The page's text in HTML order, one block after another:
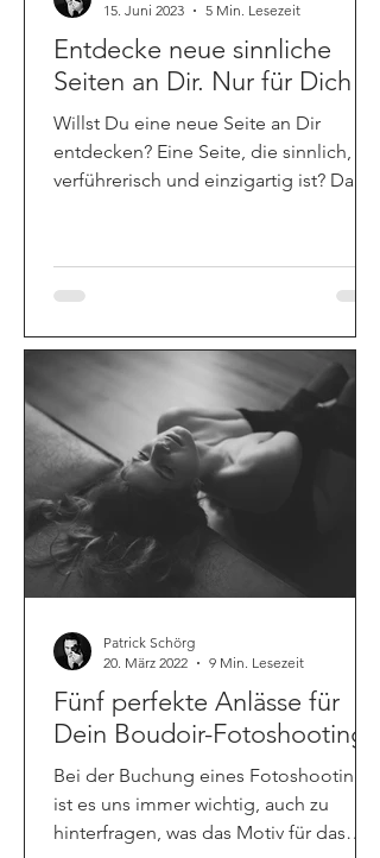
Entdecke neue sinnliche
Seiten an Dir. Nur für Dich!
Willst Du eine neue Seite an Dir
entdecken? Eine Seite, die sinnlich,
verführerisch und einzigartig ist? Dann
15. Juni 2023
5 Min. Lesezeit
Fünf perfekte Anlässe für
Dein Boudoir-Fotoshooting
Bei der Buchung eines Fotoshootings
ist es uns immer wichtig, auch zu
hinterfragen, was das Motiv für das
Patrick Schörg
20. März 2022
9 Min. Lesezeit